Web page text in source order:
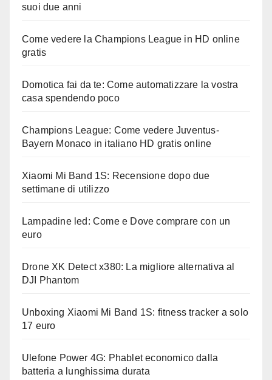
suoi due anni
Come vedere la Champions League in HD online
gratis
Domotica fai da te: Come automatizzare la vostra
casa spendendo poco
Champions League: Come vedere Juventus-
Bayern Monaco in italiano HD gratis online
Xiaomi Mi Band 1S: Recensione dopo due
settimane di utilizzo
Lampadine led: Come e Dove comprare con un
euro
Drone XK Detect x380: La migliore alternativa al
DJI Phantom
Unboxing Xiaomi Mi Band 1S: fitness tracker a solo
17 euro
Ulefone Power 4G: Phablet economico dalla
batteria a lunghissima durata